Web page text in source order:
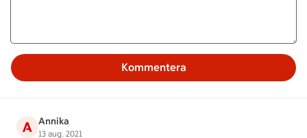
Kommentera
A Annika
13 aug. 2021